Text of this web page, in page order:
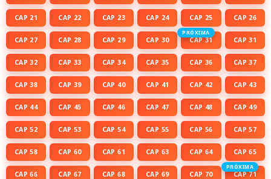
CAP 21 CAP 22 CAP 23 CAP 24 CAP 25 CAP 26
CAP 27 CAP 28 CAP 29 CAP 30
PRÓXIMA
CAP 31 CAP 31
CAP 32 CAP 33 CAP 34 CAP 35 CAP 36 CAP 37
CAP 38 CAP 39 CAP 40 CAP 41 CAP 42 CAP 43
CAP 44 CAP 45 CAP 46 CAP 47 CAP 48 CAP 49
CAP 52 CAP 53 CAP 54 CAP 55 CAP 56 CAP 57
CAP 58 CAP 60 CAP 61 CAP 63 CAP 64 CAP 65
CAP 66 CAP 67 CAP 68 CAP 69 CAP 70
PRÓXIMA
CAP 71